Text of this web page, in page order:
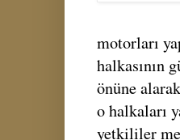
motorları
halkasının
önüne
o halkaları
yetkililer